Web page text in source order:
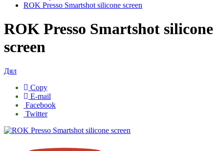
ROK Presso Smartshot silicone screen
ROK Presso Smartshot silicone
screen
Дял
Copy
E-mail
Facebook
Twitter